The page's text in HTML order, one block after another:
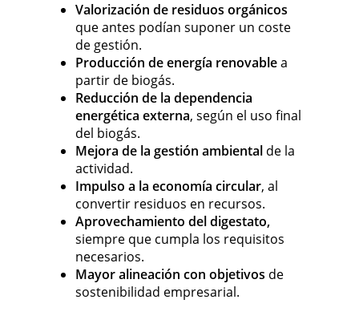
Valorización de residuos orgánicos
que antes podían suponer un coste
de gestión.
Producción de energía renovablea
partir de biogás.
Reducción de la dependencia
energética externa, según el uso final
del biogás.
Mejora de la gestión ambiental de la
actividad.
Impulso a la economía circular, al
convertir residuos en recursos.
Aprovechamiento del digestato,
siempre que cumpla los requisitos
necesarios.
Mayor alineación con objetivos de
sostenibilidad empresarial.